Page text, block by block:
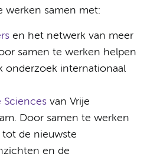
werken samen met:
en het netwerk van meer
samen te werken helpen
onderzoek internationaal
Sciences van Vrije
Door samen te werken
de nieuwste
en de